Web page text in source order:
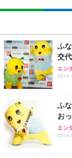
ュ
￥
ワー
能
務用
ワー
能
￥
【純
フッ
【整
ー
ort/
x2
￥
ネオ
り 単
限定
超厚
ふ
交
エン
ふ
お
エン